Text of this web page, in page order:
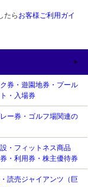
たら お客様ご利用ガイ
券・遊園地券・プール
・入場券
ー券・ゴルフ場関連の
・フィットネス商品
・利用券・株主優待券
読売ジャイアンツ（巨